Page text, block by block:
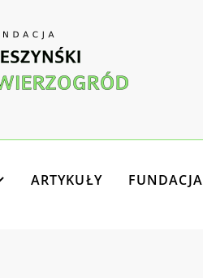
ARTYKUŁY FUNDACJA